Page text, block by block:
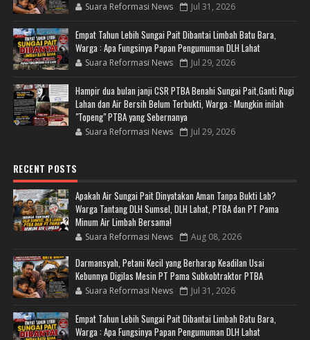
Suara Reformasi News Jul 31, 2026
Empat Tahun Lebih Sungai Pait Dibantai Limbah Batu Bara,
Warga : Apa Fungsinya Papan Pengumuman DLH Lahat
Suara Reformasi News Jul 29, 2026
Hampir dua bulan janji CSR PTBA Benahi Sungai Pait,Ganti Rugi
Lahan dan Air Bersih Belum Terbukti, Warga : Mungkin inilah
"Topeng" PTBA yang Sebernanya
Suara Reformasi News Jul 29, 2026
RECENT POSTS
Apakah Air Sungai Pait Dinyatakan Aman Tanpa Bukti Lab?
Warga Tantang DLH Sumsel, DLH Lahat, PTBA dan PT Pama
Minum Air Limbah Bersama!
Suara Reformasi News Aug 08, 2026
Darmansyah, Petani Kecil yang Berharap Keadilan Usai
Kebunnya Digilas Mesin PT Pama Subkobtraktor PTBA
Suara Reformasi News Jul 31, 2026
Empat Tahun Lebih Sungai Pait Dibantai Limbah Batu Bara,
Warga : Apa Fungsinya Papan Pengumuman DLH Lahat